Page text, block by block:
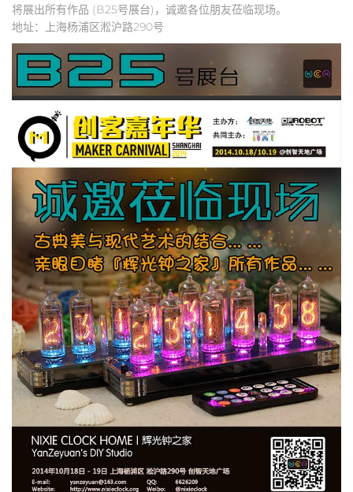
将展出所有作品 (B25号展台)，诚邀各位朋友莅临现场。
地址：上海杨浦区淞沪路290号